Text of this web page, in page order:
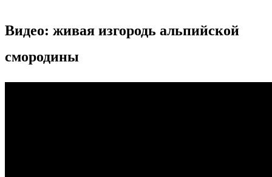
Видео: живая изгородь альпийской
смородины